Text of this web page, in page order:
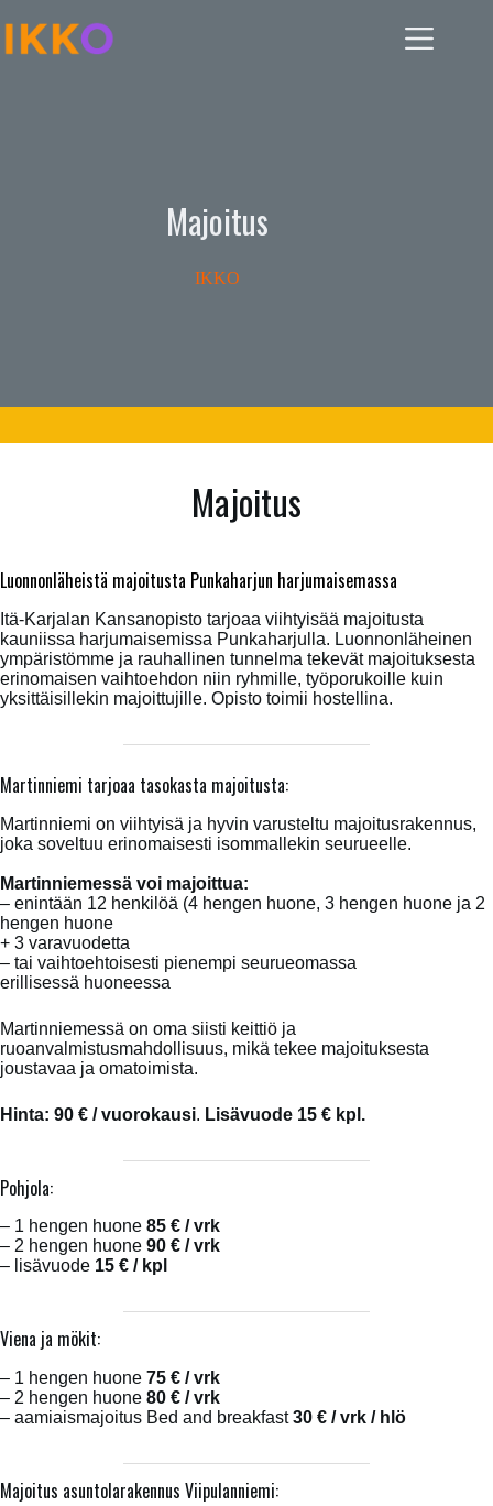
to
content
Majoitus
IKKO
Majoitus
Luonnonläheistä majoitusta Punkaharjun harjumaisemassa
Itä-Karjalan Kansanopisto tarjoaa viihtyisää majoitusta
kauniissa harjumaisemissa Punkaharjulla. Luonnonläheinen
ympäristömme ja rauhallinen tunnelma tekevät majoituksesta
erinomaisen vaihtoehdon niin ryhmille, työporukoille kuin
yksittäisillekin majoittujille. Opisto toimii hostellina.
Martinniemi tarjoaa tasokasta majoitusta:
Martinniemi on viihtyisä ja hyvin varusteltu majoitusrakennus,
joka soveltuu erinomaisesti isommallekin seurueelle.
Martinniemessä voi majoittua:
– enintään 12 henkilöä (4 hengen huone, 3 hengen huone ja 2
hengen huone
+ 3 varavuodetta
– tai vaihtoehtoisesti pienempi seurueomassa
erillisessä huoneessa
Martinniemessä on oma siisti keittiö ja
ruoanvalmistusmahdollisuus, mikä tekee majoituksesta
joustavaa ja omatoimista.
Hinta: 90 € / vuorokausi. Lisävuode 15 € kpl.
Pohjola:
– 1 hengen huone 85 € / vrk
– 2 hengen huone 90 € / vrk
– lisävuode 15 € / kpl
Viena ja mökit:
– 1 hengen huone 75 € / vrk
– 2 hengen huone 80 € / vrk
– aamiaismajoitus Bed and breakfast30 € / vrk / hlö
Majoitus asuntolarakennus Viipulanniemi: